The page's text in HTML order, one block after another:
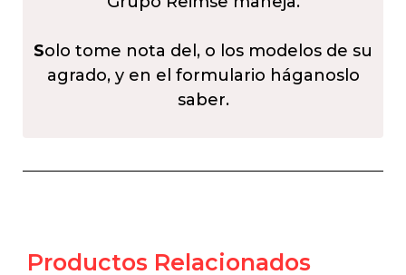
Solo tome nota del, o los modelos de su
agrado, y en el formulario háganoslo
saber.
Productos Relacionados